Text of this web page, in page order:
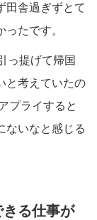
田舎過ぎずとて
たです。
っ提げて帰国
と考えていたの
プライすると
ないなと感じる
る仕事が